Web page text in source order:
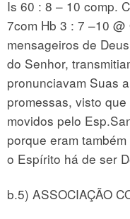
Is 60 : 8 – 10 comp.
7com Hb 3 : 7 –10
mensageiros de
do Senhor,
pronunciavam Suas
promessas, visto
movidos pelo
porque eram
o Espírito há de ser
b.5) ASSOCIAÇÃO